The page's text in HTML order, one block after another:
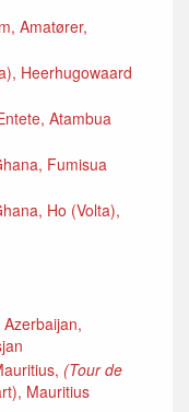
Amatører,
Heerhugowaard
Atambua
Fumisua
Ho (Volta),
(Tour de
Mauritius